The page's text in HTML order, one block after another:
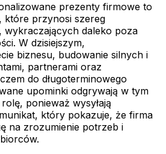
prezenty firmowe to
które przynosi szereg
daleko poza
W dzisiejszym,
biznesu, budowanie silnych i
partnerami oraz
do długoterminowego
upominki odgrywają w tym
ponieważ wysyłają
który pokazuje, że firma
na zrozumienie potrzeb i